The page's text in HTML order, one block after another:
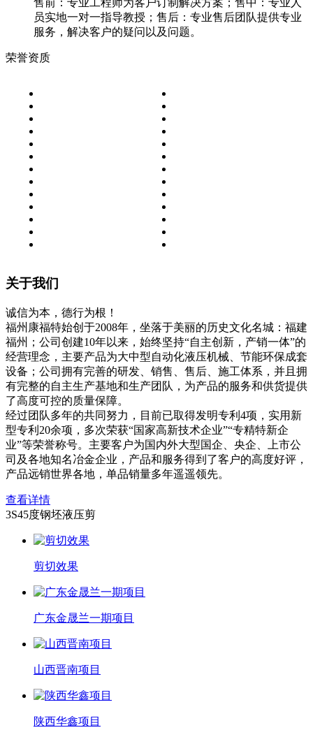
售前：专业工程师为客户订制解决方案；售中：专业人
员实地一对一指导教授；售后：专业售后团队提供专业
服务，解决客户的疑问以及问题。
荣誉资质
关于我们
诚信为本，德行为根！
福州康福特始创于2008年，坐落于美丽的历史文化名城：福建
福州；公司创建10年以来，始终坚持“自主创新，产销一体”的
经营理念，主要产品为大中型自动化液压机械、节能环保成套
设备；公司拥有完善的研发、销售、售后、施工体系，并且拥
有完整的自主生产基地和生产团队，为产品的服务和供货提供
了高度可控的质量保障。
经过团队多年的共同努力，目前已取得发明专利4项，实用新
型专利20余项，多次荣获“国家高新技术企业”“专精特新企
业”等荣誉称号。主要客户为国内外大型国企、央企、上市公
司及各地知名冶金企业，产品和服务得到了客户的高度好评，
产品远销世界各地，单品销量多年遥遥领先。
查看详情
3S45度钢坯液压剪
剪切效果
广东金晟兰一期项目
山西晋南项目
陕西华鑫项目